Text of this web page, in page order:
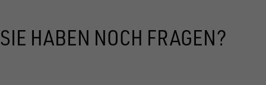
SIE HABEN NOCH FRAGEN?